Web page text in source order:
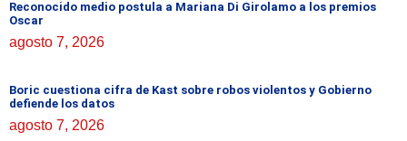
Reconocido medio postula a Mariana Di Girolamo a los premios
Oscar
agosto 7, 2026
Boric cuestiona cifra de Kast sobre robos violentos y Gobierno
defiende los datos
agosto 7, 2026